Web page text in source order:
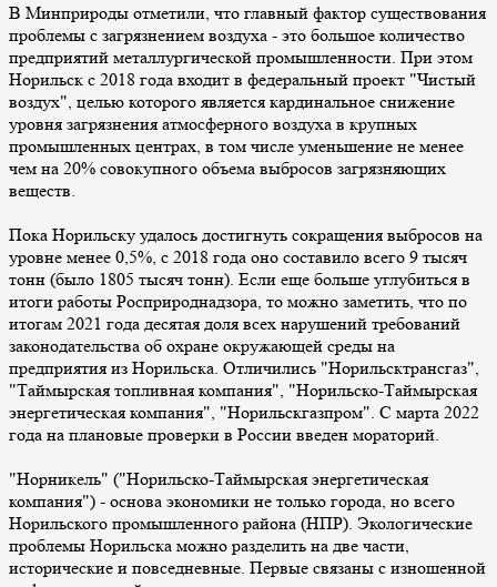
В Минприроды отметили, что главный фактор существования
проблемы с загрязнением воздуха - это большое количество
предприятий металлургической промышленности. При этом
Норильск с 2018 года входит в федеральный проект "Чистый
воздух", целью которого является кардинальное снижение
уровня загрязнения атмосферного воздуха в крупных
промышленных центрах, в том числе уменьшение не менее
чем на 20% совокупного объема выбросов загрязняющих
веществ.
Пока Норильску удалось достигнуть сокращения выбросов на
уровне менее 0,5%, с 2018 года оно составило всего 9 тысяч
тонн (было 1805 тысяч тонн). Если еще больше углубиться в
итоги работы Росприроднадзора, то можно заметить, что по
итогам 2021 года десятая доля всех нарушений требований
законодательства об охране окружающей среды на
предприятия из Норильска. Отличились "Норильсктрансгаз",
"Таймырская топливная компания", "Норильско-Таймырская
энергетическая компания", "Норильскгазпром". С марта 2022
года на плановые проверки в России введен мораторий.
"Норникель" ("Норильско-Таймырская энергетическая
компания") - основа экономики не только города, но всего
Норильского промышленного района (НПР). Экологические
проблемы Норильска можно разделить на две части,
исторические и повседневные. Первые связаны с изношенной